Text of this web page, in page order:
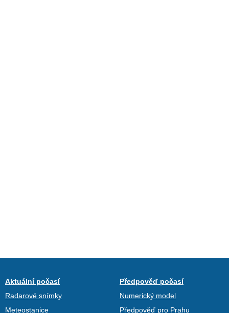
Aktuální počasí
Radarové snímky
Meteostanice
Předpověď počasí
Numerický model
Předpověď pro Prahu